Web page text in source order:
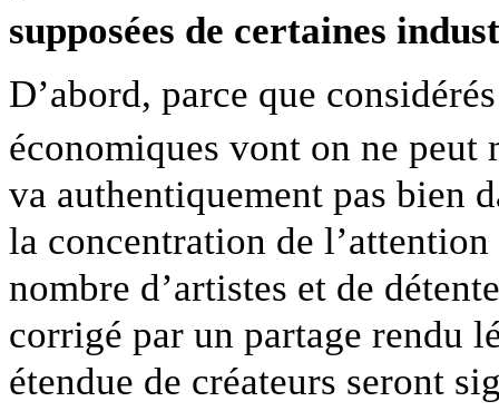
supposées de certaines
D’abord, parce que
économiques vont on ne peut
va authentiquement pas bien
la concentration de
nombre d’artistes et de
corrigé par un partage rendu
étendue de créateurs seront